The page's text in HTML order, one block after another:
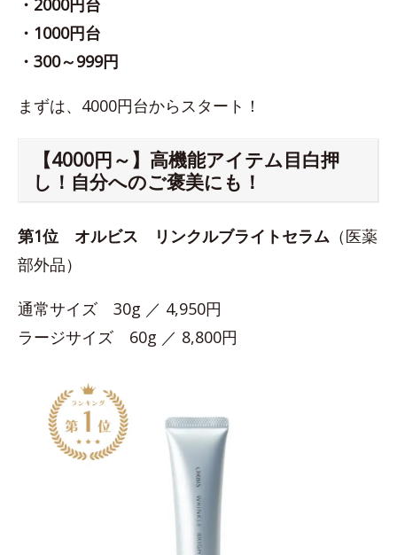
・2000円台
・1000円台
・300～999円
まずは、4000円台からスタート！
【4000円～】高機能アイテム目白押
し！自分へのご褒美にも！
第1位 オルビス リンクルブライトセラム （医薬
部外品）
通常サイズ 30g ／ 4,950円
ラージサイズ 60g ／ 8,800円